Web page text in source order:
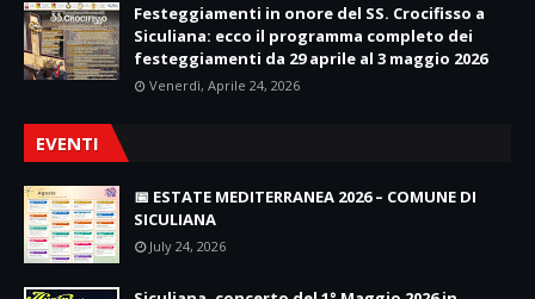
Festeggiamenti in onore del SS. Crocifisso a
Siculiana: ecco il programma completo dei
festeggiamenti da 29 aprile al 3 maggio 2026
Venerdì, Aprile 24, 2026
EVENTI
📅 ESTATE MEDITERRANEA 2026 – COMUNE DI
SICULIANA
July 24, 2026